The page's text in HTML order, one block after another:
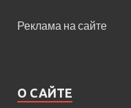
Реклама на сайте
О САЙТЕ